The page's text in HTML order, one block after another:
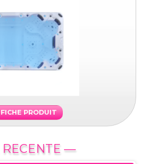
PRODUIT
—